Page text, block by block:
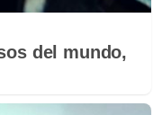
del mundo,